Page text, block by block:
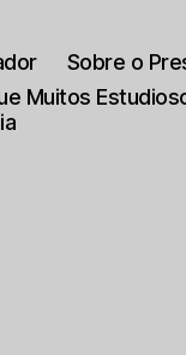
Sobre o
Muitos